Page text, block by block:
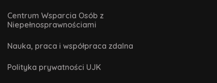
Centrum Wsparcia Osób z
Niepełnosprawnościami
Nauka, praca i współpraca zdalna
Polityka prywatności UJK